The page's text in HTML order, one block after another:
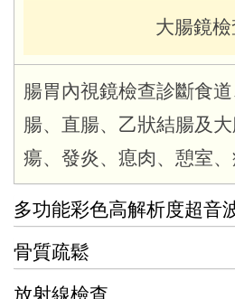
大腸鏡檢
腸胃內視鏡檢查診斷食
腸、直腸、乙狀結腸及
瘍、發炎、瘜肉、憩室
多功能彩色高解析度超音
骨質疏鬆
放射線檢查